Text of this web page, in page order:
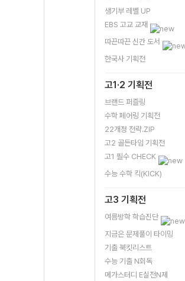
생기부 레벨 UP
EBS 고교 교재
따끈따끈 신간 도서
한국사 기획전
고1·2 기획전
브랜드 퍼즐링
수학 페어링 기획전
22개정 전략.ZIP
고2 골든타임 기획전
고1 필수 CHECK
수능 수학 킥(KICK)
고3 기획전
여름방학 학습진단
지금은 문제풀이 타이밍
기출 북킷리스트
수능 기출 N회독
메가스터디 E실전N제